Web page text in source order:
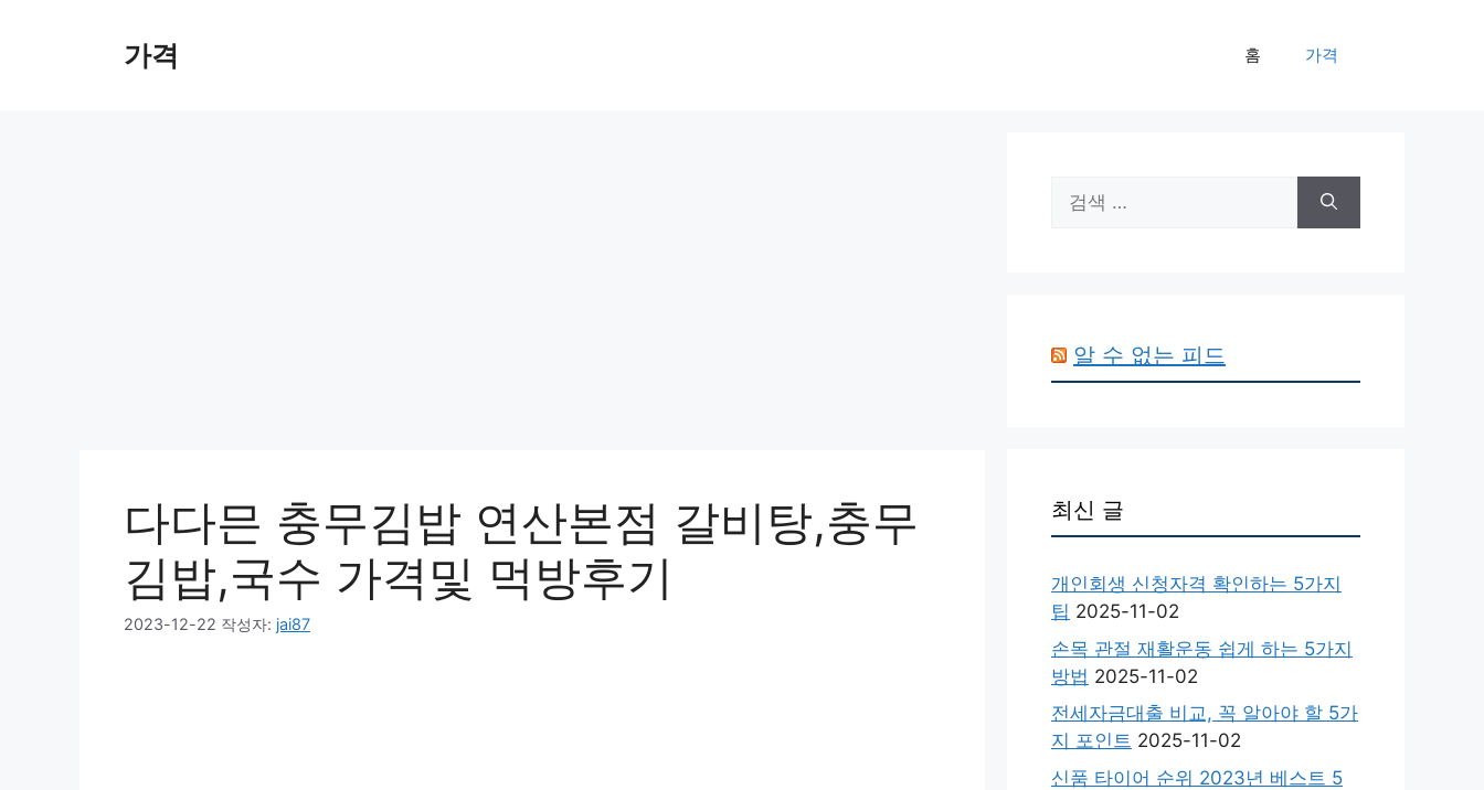
가격 홈 가격
다다믄 충무김밥 연산본점 갈비탕,충무
김밥,국수 가격및 먹방후기
2023-12-22 작성자: jai87
색:
알 수 없는 피드
최신 글
개인회생 신청자격 확인하는 5가지
팁 2025-11-02
손목 관절 재활운동 쉽게 하는 5가지
방법 2025-11-02
전세자금대출 비교, 꼭 알아야 할 5가
지 포인트 2025-11-02
신품 타이어 순위 2023년 베스트 5